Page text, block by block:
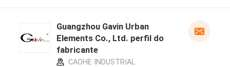
Guangzhou Gavin Urban
Elements Co., Ltd. perfil do
fabricante
CAOHE INDUSTRIAL